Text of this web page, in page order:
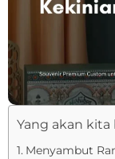
Yang akan kita
Menyambut